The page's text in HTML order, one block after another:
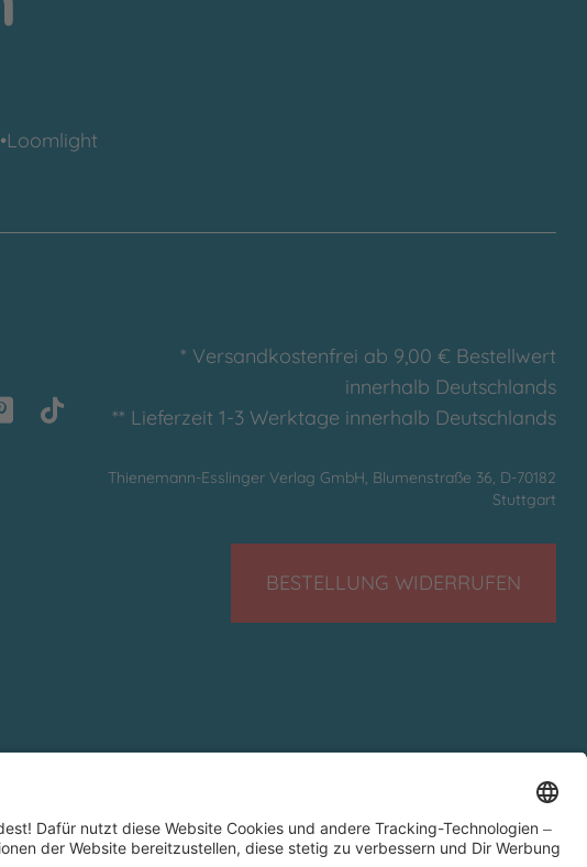
•Loomlight
* Versandkostenfrei ab 9,00 € Bestellwert
innerhalb Deutschlands
** Lieferzeit 1-3 Werktage innerhalb Deutschlands
Thienemann-Esslinger Verlag GmbH, Blumenstraße 36, D-70182
Stuttgart
BESTELLUNG WIDERRUFEN